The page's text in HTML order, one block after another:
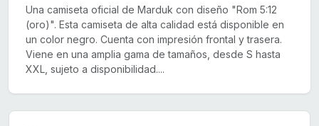
Una camiseta oficial de Marduk con diseño "Rom 5:12
(oro)". Esta camiseta de alta calidad está disponible en
un color negro. Cuenta con impresión frontal y trasera.
Viene en una amplia gama de tamaños, desde S hasta
XXL, sujeto a disponibilidad....